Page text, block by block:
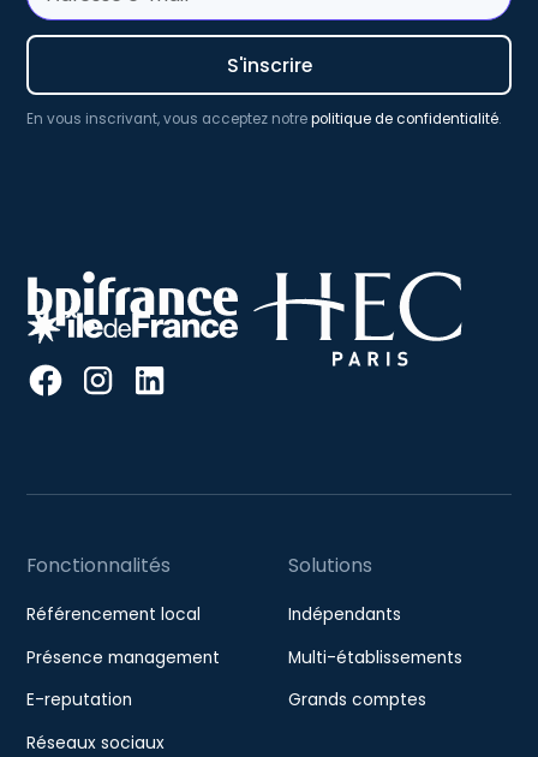
En vous inscrivant, vous acceptez notrepolitique de confidentialité.
Fonctionnalités
Référencement local
Présence management
E-reputation
Réseaux sociaux
Solutions
Indépendants
Multi-établissements
Grands comptes